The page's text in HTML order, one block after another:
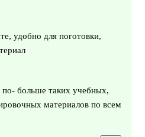
удобно для поготовки,
больше таких учебных,
материалов по всем